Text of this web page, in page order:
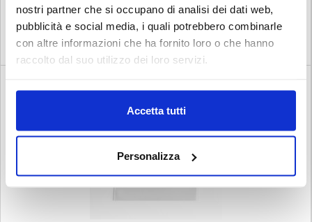
nostri partner che si occupano di analisi dei dati web,
pubblicità e social media, i quali potrebbero combinarle
con altre informazioni che ha fornito loro o che hanno
raccolto dal suo utilizzo dei loro servizi.
Accetta tutti
Personalizza
BORSETTE BOTTIGLIA RUSTIC PZ25 CARTAITALIA ROSSO-BLU-VERDE-
COD. 020924
€ 8.30Iva esclusa